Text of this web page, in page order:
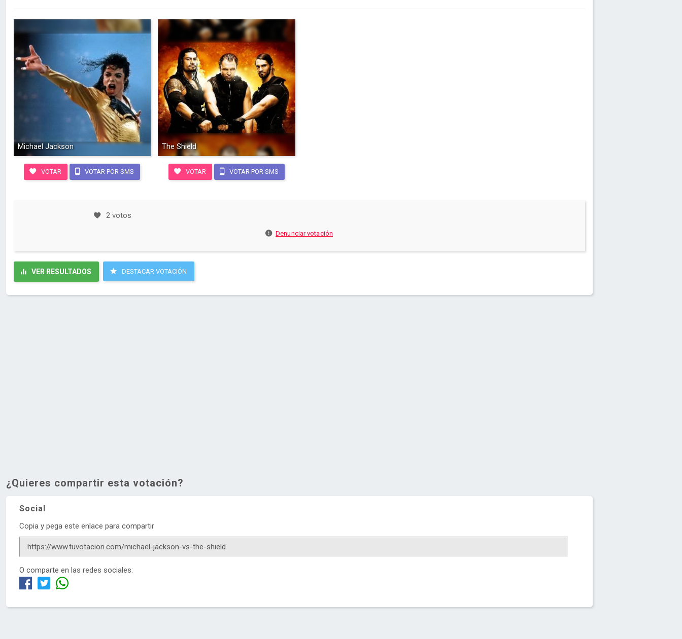
Michael Jackson
VOTAR VOTAR POR SMS
The Shield
VOTAR VOTAR POR SMS
2 votos
Denunciar votación
VER RESULTADOS DESTACAR VOTACIÓN
¿Quieres compartir esta votación?
Social
Copia y pega este enlace para compartir
O comparte en las redes sociales: